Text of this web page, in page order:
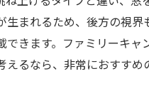
生まれるため、後方の視界
できます。ファミリーキャ
えるなら、非常におすすめ